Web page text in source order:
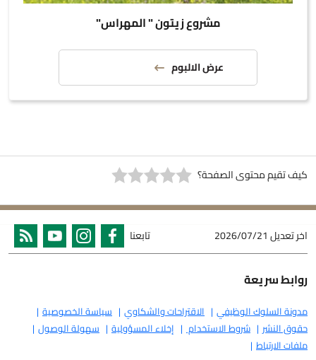
مشروع زيتون " المهراس"
عرض الالبوم
كيف تقيم محتوى الصفحة؟
اخر تعديل2026/07/21 تابعنا
روابط سريعة
مدونة السلوك الوظيفي الاقتراحات والشكاوي
سياسة الخصوصية
حقوق النشر
شروط الاستخدام إخلاء المسؤولية
سهولة الوصول
ملفات الارتباط